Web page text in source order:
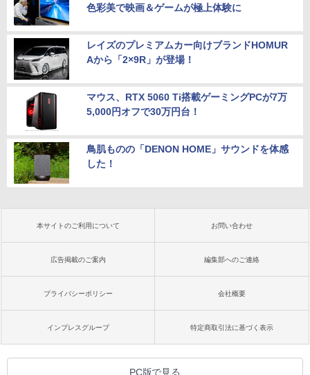
色彩美で映画＆ゲームが極上体験に
レイズのプレミアムカー向けブランドHOMUR
Aから「2×9R」が登場！
マウス、RTX 5060 Ti搭載ゲーミングPCが7万
5,000円オフで30万円台！
鳥肌ものの「DENON HOME」サウンドを体感
した！
本サイトのご利用について お問い合わせ
広告掲載のご案内 編集部へのご連絡
プライバシーポリシー 会社概要
インプレスグループ 特定商取引法に基づく表示
PC版で見る